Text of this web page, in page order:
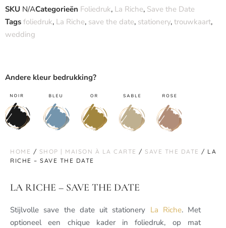
SKU N/ACategorieën Foliedruk, La Riche, Save the Date
Tags foliedruk, La Riche, save the date, stationery, trouwkaart,
wedding
Andere kleur bedrukking?
HOME / SHOP | MAISON À LA CARTE / SAVE THE DATE / LA
RICHE – SAVE THE DATE
LA RICHE – SAVE THE DATE
Stijlvolle save the date uit stationery La Riche. Met
optioneel een chique kader in foliedruk, op mat